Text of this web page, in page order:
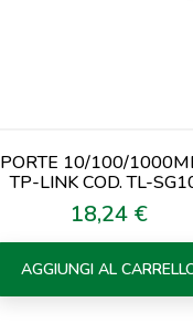
10/100/
TP-LINK COD. TL-
Prezzo
18,24 €
AGGIUNGI AL